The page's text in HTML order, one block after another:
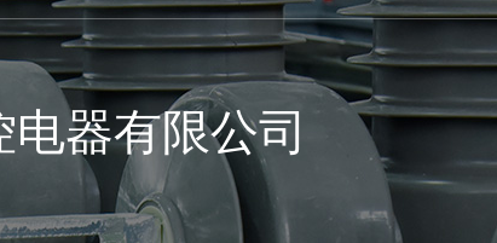
器有限公司